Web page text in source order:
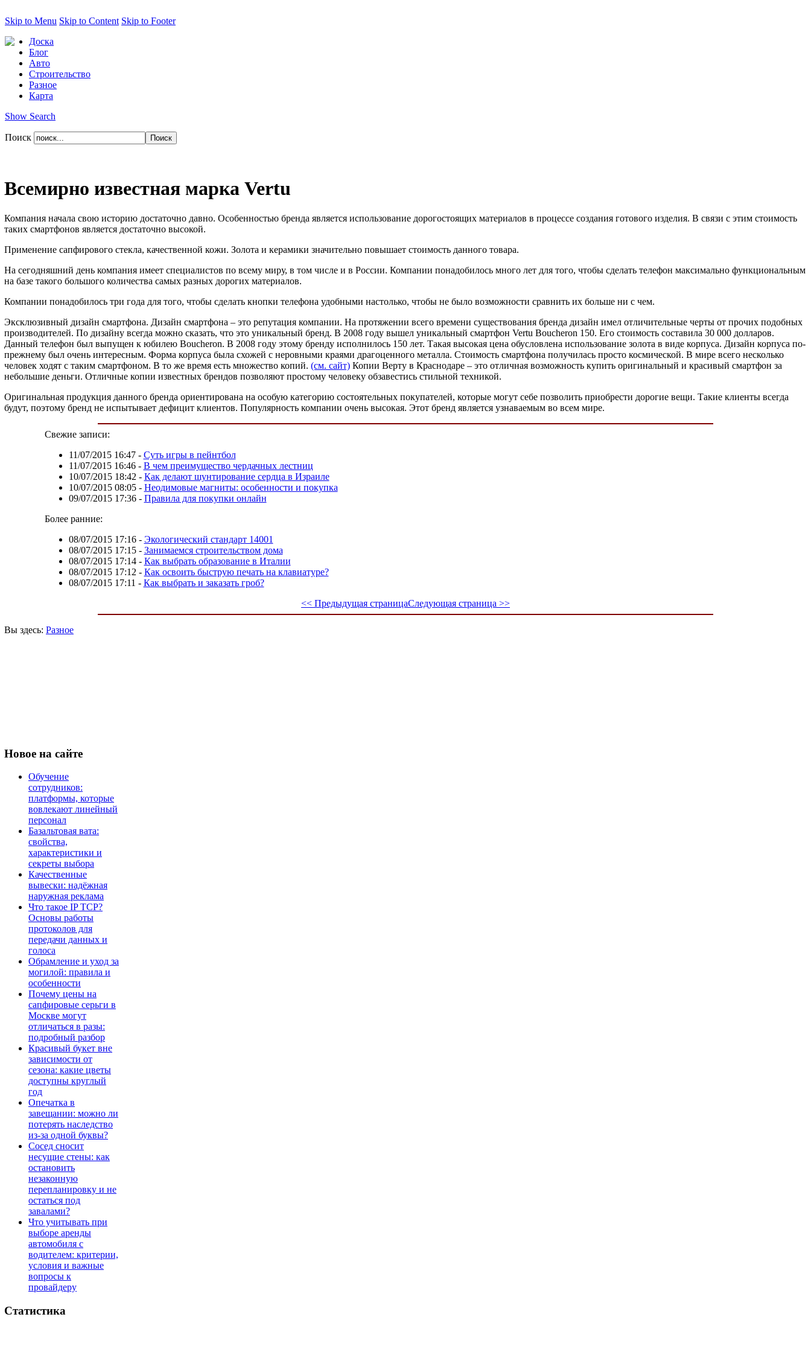
Skip to Menu Skip to Content Skip to Footer
Доска
Блог
Авто
Строительство
Разное
Карта
Show Search
Поиск
Всемирно известная марка Vertu
Компания начала свою историю достаточно давно. Особенностью бренда является использование дорогостоящих материалов в процессе создания готового изделия. В связи с этим стоимость
таких смартфонов является достаточно высокой.
Применение сапфирового стекла, качественной кожи. Золота и керамики значительно повышает стоимость данного товара.
На сегодняшний день компания имеет специалистов по всему миру, в том числе и в России. Компании понадобилось много лет для того, чтобы сделать телефон максимально функциональным
на базе такого большого количества самых разных дорогих материалов.
Компании понадобилось три года для того, чтобы сделать кнопки телефона удобными настолько, чтобы не было возможности сравнить их больше ни с чем.
Эксклюзивный дизайн смартфона. Дизайн смартфона – это репутация компании. На протяжении всего времени существования бренда дизайн имел отличительные черты от прочих подобных
производителей. По дизайну всегда можно сказать, что это уникальный бренд. В 2008 году вышел уникальный смартфон Vertu Boucheron 150. Его стоимость составила 30 000 долларов.
Данный телефон был выпущен к юбилею Boucheron. В 2008 году этому бренду исполнилось 150 лет. Такая высокая цена обусловлена использование золота в виде корпуса. Дизайн корпуса по-
прежнему был очень интересным. Форма корпуса была схожей с неровными краями драгоценного металла. Стоимость смартфона получилась просто космической. В мире всего несколько
человек ходят с таким смартфоном. В то же время есть множество копий. (см. сайт) Копии Верту в Краснодаре – это отличная возможность купить оригинальный и красивый смартфон за
небольшие деньги. Отличные копии известных брендов позволяют простому человеку обзавестись стильной техникой.
Оригинальная продукция данного бренда ориентирована на особую категорию состоятельных покупателей, которые могут себе позволить приобрести дорогие вещи. Такие клиенты всегда
будут, поэтому бренд не испытывает дефицит клиентов. Популярность компании очень высокая. Этот бренд является узнаваемым во всем мире.
Свежие записи:
11/07/2015 16:47- Суть игры в пейнтбол
11/07/2015 16:46- В чем преимущество чердачных лестниц
10/07/2015 18:42 - Как делают шунтирование сердца в Израиле
10/07/2015 08:05- Неодимовые магниты: особенности и покупка
09/07/2015 17:36- Правила для покупки онлайн
Более ранние:
08/07/2015 17:16- Экологический стандарт 14001
08/07/2015 17:15- Занимаемся строительством дома
08/07/2015 17:14- Как выбрать образование в Италии
08/07/2015 17:12 - Как освоить быструю печать на клавиатуре?
08/07/2015 17:11 - Как выбрать и заказать гроб?
<< Предыдущая страницаСледующая страница >>
Вы здесь: Разное
Новое на сайте
Обучение
сотрудников:
платформы, которые
вовлекают линейный
персонал
Базальтовая вата:
свойства,
характеристики и
секреты выбора
Качественные
вывески: надёжная
наружная реклама
Что такое IP TCP?
Основы работы
протоколов для
передачи данных и
голоса
Обрамление и уход за
могилой: правила и
особенности
Почему цены на
сапфировые серьги в
Москве могут
отличаться в разы:
подробный разбор
Красивый букет вне
зависимости от
сезона: какие цветы
доступны круглый
год
Опечатка в
завещании: можно ли
потерять наследство
из-за одной буквы?
Сосед сносит
несущие стены: как
остановить
незаконную
перепланировку и не
остаться под
завалами?
Что учитывать при
выборе аренды
автомобиля с
водителем: критерии,
условия и важные
вопросы к
провайдеру
Статистика